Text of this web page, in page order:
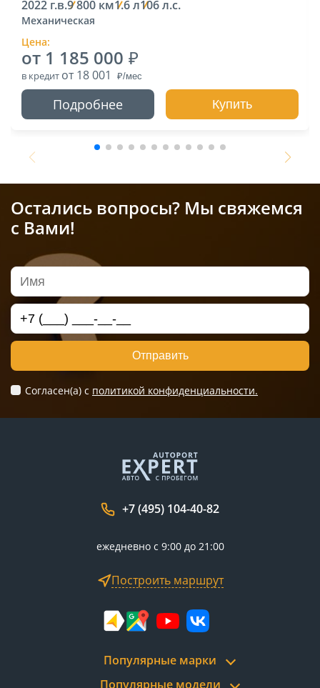
2022 г.в.9 800 км1.6 л106 л.с.
Механическая
Цена:
от 1 185 000
в кредит от 18 001
Подробнее Купить
Остались вопросы? Мы свяжемся
с Вами!
Отправить
Согласен(а) c политикой конфиденциальности.
+7 (495) 104-40-82
ежедневно с 9:00 до 21:00
Построить маршрут
Популярные марки
Популярные модели